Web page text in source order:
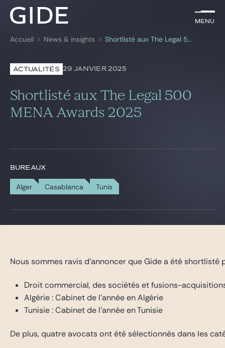
Menu
Rechercher par mots-clés
Menu
Avocats
Expertises
News & insights
Notre cabinet
Carrière
Contact
Accueil News & insights Shortlisté aux The Legal 500 MENA Awards 2025
ACTUALITÉS 29 JANVIER 2025
Shortlisté aux The Legal 500
MENA Awards 2025
BUREAUX
Alger Casablanca Tunis
Nous sommes ravis d’annoncer que Gide a été shortlisté
Droit commercial, des sociétés et fusions-
Algérie : Cabinet de l’année en Algérie
Tunisie : Cabinet de l’année en Tunisie
De plus, quatre avocats ont été sélectionnés dans les